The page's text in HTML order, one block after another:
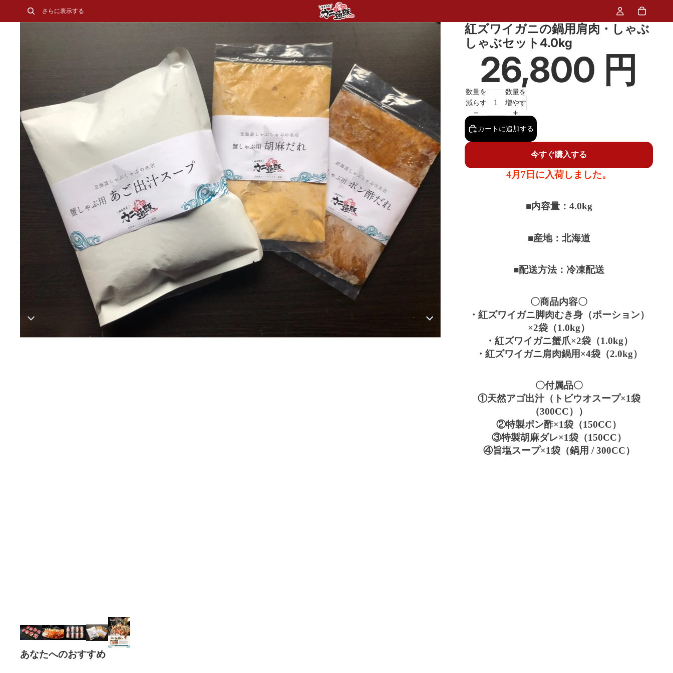
さらに表示する
紅ズワイガニの鍋用肩肉・しゃぶ
しゃぶセット4.0kg
26,800 円
数量を
減らす
数量を
増やす
カートに追加する
今すぐ購入する
4月7日に入荷しました。
■内容量：4.0kg
■産地：北海道
■配送方法：冷凍配送
〇商品内容〇
・紅ズワイガニ脚肉むき身（ポーション）
×2袋（1.0kg）
・紅ズワイガニ蟹爪×2袋（1.0kg）
・紅ズワイガニ肩肉鍋用×4袋（2.0kg）
〇付属品〇
①天然アゴ出汁（トビウオスープ×1袋
（300CC））
②特製ポン酢×1袋（150CC）
③特製胡麻ダレ×1袋（150CC）
④旨塩スープ×1袋（鍋用 / 300CC）
あなたへのおすすめ